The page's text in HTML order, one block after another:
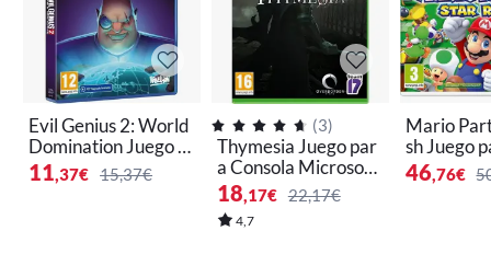
Evil Genius 2: World
Domination Juego p
ara Consola Sony Pl
ayStation 4 [PAL ES
11,37€ 15,37€
(3)
Thymesia Juego par
a Consola Microsoft
XBOX Series X [ PAL
ESPAÑA ]
18,17€ 22,17€
4,7
Mario
sh Juego
la
L
46,76€